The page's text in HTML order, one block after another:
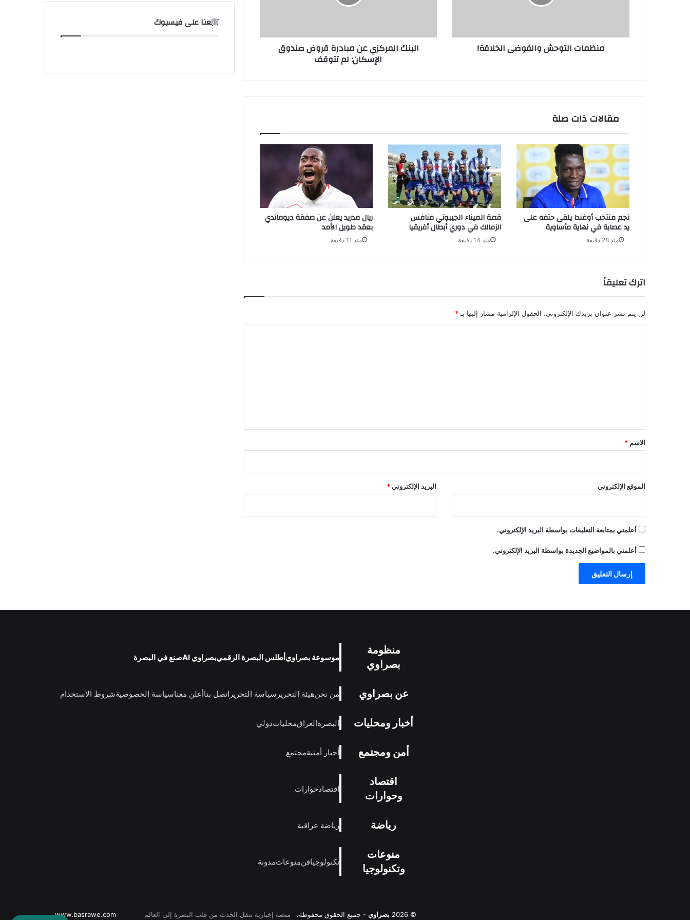
تتوقف
البنك المركزي عن مبادرة قروض صندوق
الإسكان: لم تتوقف
منظمات التوحش والفوضى الخلاقة!
مقالات ذات صلة
ريال مدريد يعلن عن صفقة ديوماندي
بعقد طويل الأمد
منذ 11 دقيقة
قصة الميناء الجيبوتي منافس
الزمالك في دوري أبطال أفريقيا
منذ 14 دقيقة
نجم منتخب أوغندا يلقى حتفه على
يد عصابة في نهاية مأساوية
منذ 28 دقيقة
اترك تعليقاً
لن يتم نشر عنوان بريدك الإلكتروني. الحقول الإلزامية مشار إليها بـ*
*
الاسم *
البريد الإلكتروني* الموقع الإلكتروني
أعلمني بمتابعة التعليقات بواسطة البريد الإلكتروني.
أعلمني بالمواضيع الجديدة بواسطة البريد الإلكتروني.
تابعنا على فيسبوك
منظومة
بصراوي
موسوعة بصراويأطلس البصرة الرقميبصراوي AI صنع في البصرة
عن بصراوي من نحنهيئة التحرير سياسة التحرير اتصل بناأعلن معناسياسة الخصوصيةشروط الاستخدام
أخبار ومحليات البصرةالعراقمحلياتدولي
أمن ومجتمع أخبار أمنيةمجتمع
اقتصاد
وحوارات
اقتصادحوارات
رياضة رياضة عراقية
منوعات
وتكنولوجيا
تكنولوجيافنمنوعاتمدونة
© 2026 بصراوي - جميع الحقوق محفوظة. منصة إخبارية تنقل الحدث من قلب البصرة إلى العالم www.basrawe.com